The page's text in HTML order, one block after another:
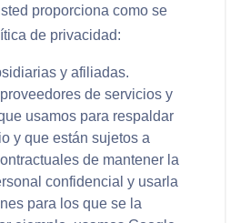
proporciona como se
de privacidad:
y afiliadas.
de servicios y
usamos para respaldar
y que están sujetos a
de mantener la
confidencial y usarla
para los que se la